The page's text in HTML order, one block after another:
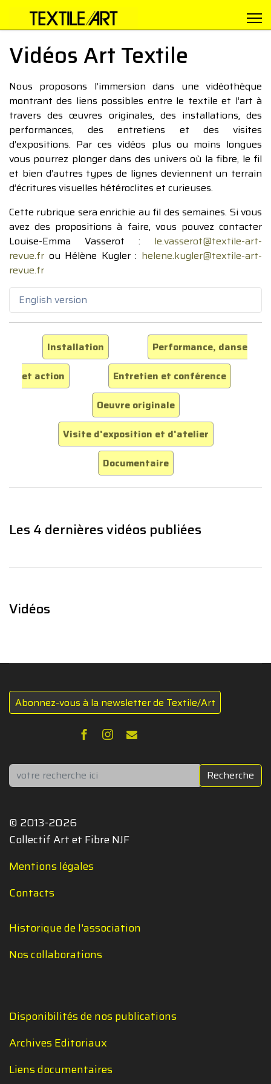
Vidéos Art Textile
Nous proposons l’immersion dans une vidéothèque
montrant des liens possibles entre le textile et l’art à
travers des œuvres originales, des installations, des
performances, des entretiens et des visites
d’expositions. Par ces vidéos plus ou moins longues
vous pourrez plonger dans des univers où la fibre, le fil
et bien d’autres types de lignes deviennent un terrain
d’écritures visuelles hétéroclites et curieuses.
Cette rubrique sera enrichie au fil des semaines. Si vous
avez des propositions à faire, vous pouvez contacter
Louise-Emma Vasserot : le.vasserot@textile-art-
revue.fr ou Hélène Kugler : helene.kugler@textile-art-
revue.fr
English version
Installation
Performance, danse
et action
Entretien et conférence
Oeuvre originale
Visite d'exposition et d'atelier
Documentaire
Les 4 dernières vidéos publiées
Vidéos
Abonnez-vous à la newsletter de Textile/Art
Rechercher Recherche
© 2013-2026
Collectif Art et Fibre NJF
Mentions légales
Contacts
Historique de l'association
Nos collaborations
Disponibilités de nos publications
Archives Editoriaux
Liens documentaires